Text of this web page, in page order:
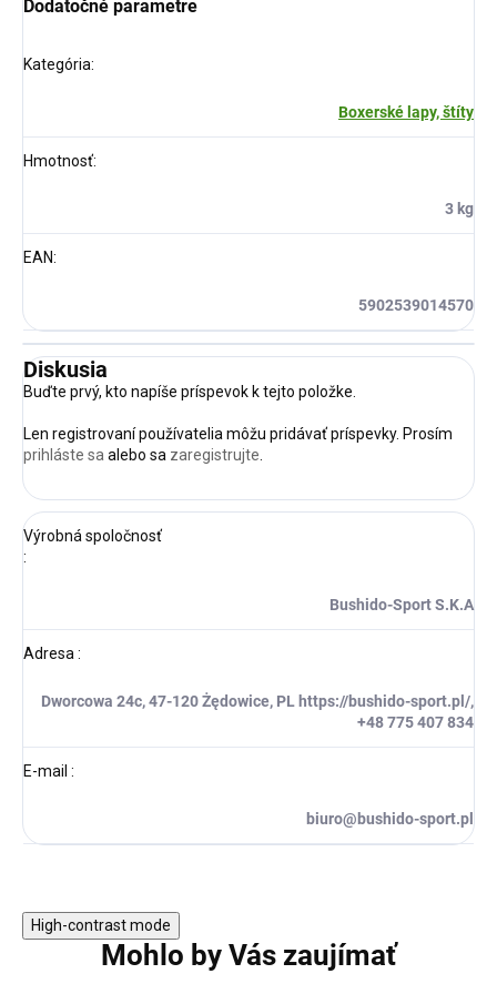
Dodatočné parametre
Kategória:
Boxerské lapy, štíty
Hmotnosť:
3 kg
EAN:
5902539014570
Diskusia
Buďte prvý, kto napíše príspevok k tejto položke.
Len registrovaní používatelia môžu pridávať príspevky. Prosím
prihláste sa alebo sa zaregistrujte
Výrobná spoločnosť
:
Bushido-Sport S.K.A
Adresa :
Dworcowa 24c, 47-120 Żędowice, PL https://bushido-sport.pl/,
+48 775 407 834
E-mail :
biuro@bushido-sport.pl
High-contrast mode
Mohlo by Vás zaujímať